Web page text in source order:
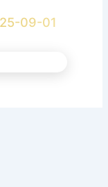
09-01